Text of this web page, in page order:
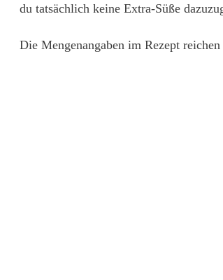
du tatsächlich keine Extra-Süße
Die Mengenangaben im Rezept